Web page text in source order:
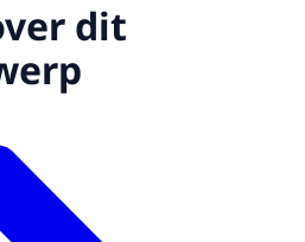
dit